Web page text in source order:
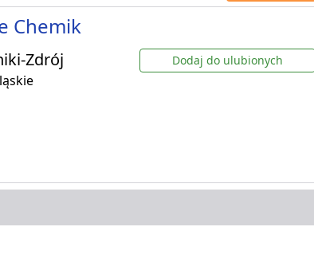
Chemik
Zdrój Dodaj do ulubionych